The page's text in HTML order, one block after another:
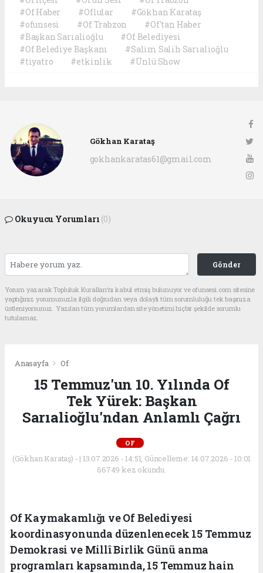
#Of Haber
#Oflular
#Gökhan Karataş
#ofunsesi
#Of Trabzon
#Of'tan Haber
#Başkan Sarıalioğlu
#Of Belediyesi
#Of Belediye Başkanı
#Salim Salih Sarıalioğlu
#tiyatro
#etkinlik #Ünlü Show
Gökhan Karataş
gokhankaratas61@gmail.com
Okuyucu Yorumları (0)
Gönder
Yorum yazarak Topluluk Kuralları’nı kabul etmiş bulunuyor ve ofunsesi.com sitesine
yaptığınız yorumunuzla ilgili doğrudan veya dolaylı tüm sorumluluğu tek başınıza
üstleniyorsunuz. Yazılan tüm yorumlardan site yönetimi hiçbir şekilde sorumlu
tutulamaz.
Anasayfa Of
15 Temmuz'un 10. Yılında Of
Tek Yürek: Başkan
Sarıalioğlu'ndan Anlamlı Çağrı
OF
(Gökhan Karataş) - | 13.07.2026 - 14:51, Güncelleme: 14.07.2026 - 10:01
66749 kez okundu.
Of Kaymakamlığı ve Of Belediyesi
koordinasyonunda düzenlenecek 15 Temmuz
Demokrasi ve Millî Birlik Günü anma
programları kapsamında, 15 Temmuz hain